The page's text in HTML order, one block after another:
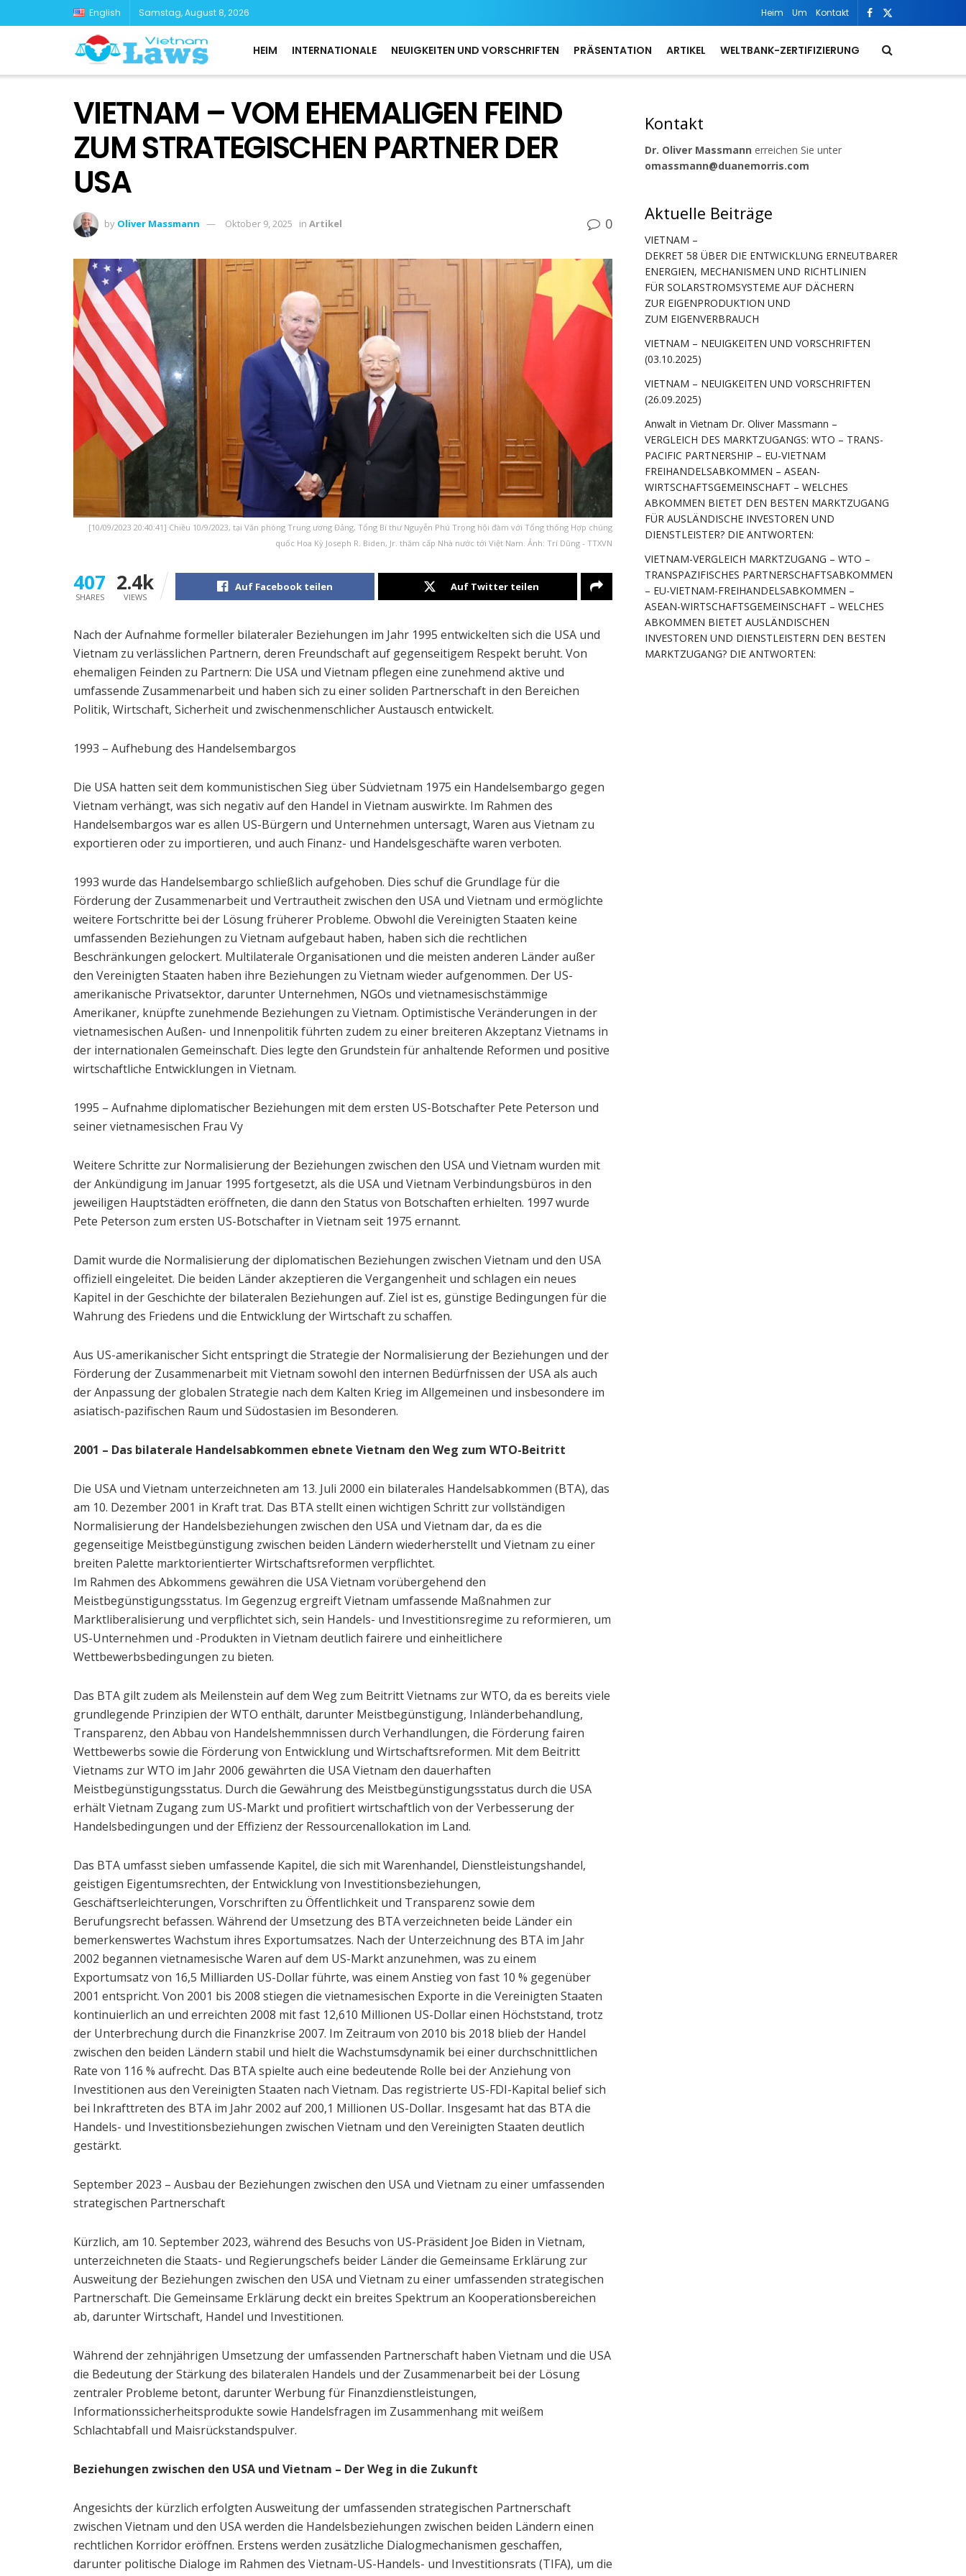
English Samstag, August 8, 2026 Heim Um Kontakt
HEIM INTERNATIONALE NEUIGKEITEN UND VORSCHRIFTEN PRÄSENTATION ARTIKEL WELTBANK-ZERTIFIZIERUNG
VIETNAM – VOM EHEMALIGEN FEIND
ZUM STRATEGISCHEN PARTNER DER
USA
by Oliver Massmann Oktober 9, 2025 in Artikel 0
[10/09/2023 20:40:41] Chiều 10/9/2023, tại Văn phòng Trung ương Đảng, Tổng Bí thư Nguyễn Phú Trọng hội đàm với Tổng thống Hợp chúng
quốc Hoa Kỳ Joseph R. Biden, Jr. thăm cấp Nhà nước tới Việt Nam. Ảnh: Trí Dũng - TTXVN
407
SHARES
2.4k
VIEWS
Auf Facebook teilen Auf Twitter teilen
Nach der Aufnahme formeller bilateraler Beziehungen im Jahr 1995 entwickelten sich die USA und
Vietnam zu verlässlichen Partnern, deren Freundschaft auf gegenseitigem Respekt beruht. Von
ehemaligen Feinden zu Partnern: Die USA und Vietnam pflegen eine zunehmend aktive und
umfassende Zusammenarbeit und haben sich zu einer soliden Partnerschaft in den Bereichen
Politik, Wirtschaft, Sicherheit und zwischenmenschlicher Austausch entwickelt.
1993 – Aufhebung des Handelsembargos
Die USA hatten seit dem kommunistischen Sieg über Südvietnam 1975 ein Handelsembargo gegen
Vietnam verhängt, was sich negativ auf den Handel in Vietnam auswirkte. Im Rahmen des
Handelsembargos war es allen US-Bürgern und Unternehmen untersagt, Waren aus Vietnam zu
exportieren oder zu importieren, und auch Finanz- und Handelsgeschäfte waren verboten.
1993 wurde das Handelsembargo schließlich aufgehoben. Dies schuf die Grundlage für die
Förderung der Zusammenarbeit und Vertrautheit zwischen den USA und Vietnam und ermöglichte
weitere Fortschritte bei der Lösung früherer Probleme. Obwohl die Vereinigten Staaten keine
umfassenden Beziehungen zu Vietnam aufgebaut haben, haben sich die rechtlichen
Beschränkungen gelockert. Multilaterale Organisationen und die meisten anderen Länder außer
den Vereinigten Staaten haben ihre Beziehungen zu Vietnam wieder aufgenommen. Der US-
amerikanische Privatsektor, darunter Unternehmen, NGOs und vietnamesischstämmige
Amerikaner, knüpfte zunehmende Beziehungen zu Vietnam. Optimistische Veränderungen in der
vietnamesischen Außen- und Innenpolitik führten zudem zu einer breiteren Akzeptanz Vietnams in
der internationalen Gemeinschaft. Dies legte den Grundstein für anhaltende Reformen und positive
wirtschaftliche Entwicklungen in Vietnam.
1995 – Aufnahme diplomatischer Beziehungen mit dem ersten US-Botschafter Pete Peterson und
seiner vietnamesischen Frau Vy
Weitere Schritte zur Normalisierung der Beziehungen zwischen den USA und Vietnam wurden mit
der Ankündigung im Januar 1995 fortgesetzt, als die USA und Vietnam Verbindungsbüros in den
jeweiligen Hauptstädten eröffneten, die dann den Status von Botschaften erhielten. 1997 wurde
Pete Peterson zum ersten US-Botschafter in Vietnam seit 1975 ernannt.
Damit wurde die Normalisierung der diplomatischen Beziehungen zwischen Vietnam und den USA
offiziell eingeleitet. Die beiden Länder akzeptieren die Vergangenheit und schlagen ein neues
Kapitel in der Geschichte der bilateralen Beziehungen auf. Ziel ist es, günstige Bedingungen für die
Wahrung des Friedens und die Entwicklung der Wirtschaft zu schaffen.
Aus US-amerikanischer Sicht entspringt die Strategie der Normalisierung der Beziehungen und der
Förderung der Zusammenarbeit mit Vietnam sowohl den internen Bedürfnissen der USA als auch
der Anpassung der globalen Strategie nach dem Kalten Krieg im Allgemeinen und insbesondere im
asiatisch-pazifischen Raum und Südostasien im Besonderen.
2001 – Das bilaterale Handelsabkommen ebnete Vietnam den Weg zum WTO-Beitritt
Die USA und Vietnam unterzeichneten am 13. Juli 2000 ein bilaterales Handelsabkommen (BTA), das
am 10. Dezember 2001 in Kraft trat. Das BTA stellt einen wichtigen Schritt zur vollständigen
Normalisierung der Handelsbeziehungen zwischen den USA und Vietnam dar, da es die
gegenseitige Meistbegünstigung zwischen beiden Ländern wiederherstellt und Vietnam zu einer
breiten Palette marktorientierter Wirtschaftsreformen verpflichtet.
Im Rahmen des Abkommens gewähren die USA Vietnam vorübergehend den
Meistbegünstigungsstatus. Im Gegenzug ergreift Vietnam umfassende Maßnahmen zur
Marktliberalisierung und verpflichtet sich, sein Handels- und Investitionsregime zu reformieren, um
US-Unternehmen und -Produkten in Vietnam deutlich fairere und einheitlichere
Wettbewerbsbedingungen zu bieten.
Das BTA gilt zudem als Meilenstein auf dem Weg zum Beitritt Vietnams zur WTO, da es bereits viele
grundlegende Prinzipien der WTO enthält, darunter Meistbegünstigung, Inländerbehandlung,
Transparenz, den Abbau von Handelshemmnissen durch Verhandlungen, die Förderung fairen
Wettbewerbs sowie die Förderung von Entwicklung und Wirtschaftsreformen. Mit dem Beitritt
Vietnams zur WTO im Jahr 2006 gewährten die USA Vietnam den dauerhaften
Meistbegünstigungsstatus. Durch die Gewährung des Meistbegünstigungsstatus durch die USA
erhält Vietnam Zugang zum US-Markt und profitiert wirtschaftlich von der Verbesserung der
Handelsbedingungen und der Effizienz der Ressourcenallokation im Land.
Das BTA umfasst sieben umfassende Kapitel, die sich mit Warenhandel, Dienstleistungshandel,
geistigen Eigentumsrechten, der Entwicklung von Investitionsbeziehungen,
Geschäftserleichterungen, Vorschriften zu Öffentlichkeit und Transparenz sowie dem
Berufungsrecht befassen. Während der Umsetzung des BTA verzeichneten beide Länder ein
bemerkenswertes Wachstum ihres Exportumsatzes. Nach der Unterzeichnung des BTA im Jahr
2002 begannen vietnamesische Waren auf dem US-Markt anzunehmen, was zu einem
Exportumsatz von 16,5 Milliarden US-Dollar führte, was einem Anstieg von fast 10 % gegenüber
2001 entspricht. Von 2001 bis 2008 stiegen die vietnamesischen Exporte in die Vereinigten Staaten
kontinuierlich an und erreichten 2008 mit fast 12,610 Millionen US-Dollar einen Höchststand, trotz
der Unterbrechung durch die Finanzkrise 2007. Im Zeitraum von 2010 bis 2018 blieb der Handel
zwischen den beiden Ländern stabil und hielt die Wachstumsdynamik bei einer durchschnittlichen
Rate von 116 % aufrecht. Das BTA spielte auch eine bedeutende Rolle bei der Anziehung von
Investitionen aus den Vereinigten Staaten nach Vietnam. Das registrierte US-FDI-Kapital belief sich
bei Inkrafttreten des BTA im Jahr 2002 auf 200,1 Millionen US-Dollar. Insgesamt hat das BTA die
Handels- und Investitionsbeziehungen zwischen Vietnam und den Vereinigten Staaten deutlich
gestärkt.
September 2023 – Ausbau der Beziehungen zwischen den USA und Vietnam zu einer umfassenden
strategischen Partnerschaft
Kürzlich, am 10. September 2023, während des Besuchs von US-Präsident Joe Biden in Vietnam,
unterzeichneten die Staats- und Regierungschefs beider Länder die Gemeinsame Erklärung zur
Ausweitung der Beziehungen zwischen den USA und Vietnam zu einer umfassenden strategischen
Partnerschaft. Die Gemeinsame Erklärung deckt ein breites Spektrum an Kooperationsbereichen
ab, darunter Wirtschaft, Handel und Investitionen.
Während der zehnjährigen Umsetzung der umfassenden Partnerschaft haben Vietnam und die USA
die Bedeutung der Stärkung des bilateralen Handels und der Zusammenarbeit bei der Lösung
zentraler Probleme betont, darunter Werbung für Finanzdienstleistungen,
Informationssicherheitsprodukte sowie Handelsfragen im Zusammenhang mit weißem
Schlachtabfall und Maisrückstandspulver.
Beziehungen zwischen den USA und Vietnam – Der Weg in die Zukunft
Angesichts der kürzlich erfolgten Ausweitung der umfassenden strategischen Partnerschaft
zwischen Vietnam und den USA werden die Handelsbeziehungen zwischen beiden Ländern einen
rechtlichen Korridor eröffnen. Erstens werden zusätzliche Dialogmechanismen geschaffen,
darunter politische Dialoge im Rahmen des Vietnam-US-Handels- und Investitionsrats (TIFA), um die
Kontakt
Dr. Oliver Massmann erreichen Sie unter
omassmann@duanemorris.com
Aktuelle Beiträge
VIETNAM –
DEKRET 58 ÜBER DIE ENTWICKLUNG ERNEUTBARER
ENERGIEN, MECHANISMEN UND RICHTLINIEN
FÜR SOLARSTROMSYSTEME AUF DÄCHERN
ZUR EIGENPRODUKTION UND
ZUM EIGENVERBRAUCH
VIETNAM – NEUIGKEITEN UND VORSCHRIFTEN
(03.10.2025)
VIETNAM – NEUIGKEITEN UND VORSCHRIFTEN
(26.09.2025)
Anwalt in Vietnam Dr. Oliver Massmann –
VERGLEICH DES MARKTZUGANGS: WTO – TRANS-
PACIFIC PARTNERSHIP – EU-VIETNAM
FREIHANDELSABKOMMEN – ASEAN-
WIRTSCHAFTSGEMEINSCHAFT – WELCHES
ABKOMMEN BIETET DEN BESTEN MARKTZUGANG
FÜR AUSLÄNDISCHE INVESTOREN UND
DIENSTLEISTER? DIE ANTWORTEN:
VIETNAM-VERGLEICH MARKTZUGANG – WTO –
TRANSPAZIFISCHES PARTNERSCHAFTSABKOMMEN
– EU-VIETNAM-FREIHANDELSABKOMMEN –
ASEAN-WIRTSCHAFTSGEMEINSCHAFT – WELCHES
ABKOMMEN BIETET AUSLÄNDISCHEN
INVESTOREN UND DIENSTLEISTERN DEN BESTEN
MARKTZUGANG? DIE ANTWORTEN: